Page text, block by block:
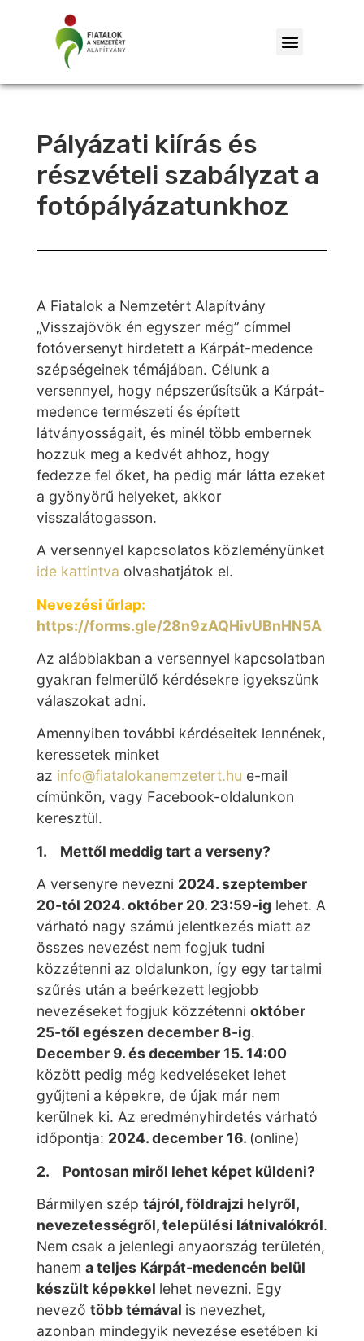
Pályázati kiírás és
részvételi szabályzat a
fotópályázatunkhoz
A Fiatalok a Nemzetért Alapítvány
„Visszajövök én egyszer még” címmel
fotóversenyt hirdetett a Kárpát-medence
szépségeinek témájában. Célunk a
versennyel, hogy népszerűsítsük a Kárpát-
medence természeti és épített
látványosságait, és minél több embernek
hozzuk meg a kedvét ahhoz, hogy
fedezze fel őket, ha pedig már látta ezeket
a gyönyörű helyeket, akkor
visszalátogasson.
A versennyel kapcsolatos közleményünket
ide kattintva olvashatjátok el.
Nevezési űrlap:
https://forms.gle/28n9zAQHivUBnHN5A
Az alábbiakban a versennyel kapcsolatban
gyakran felmerülő kérdésekre igyekszünk
válaszokat adni.
Amennyiben további kérdéseitek lennének,
keressetek minket
az info@fiatalokanemzetert.hu e-mail
címünkön, vagy Facebook-oldalunkon
keresztül.
1. Mettől meddig tart a verseny?
A versenyre nevezni 2024. szeptember
20-tól 2024. október 20. 23:59-ig lehet. A
várható nagy számú jelentkezés miatt az
összes nevezést nem fogjuk tudni
közzétenni az oldalunkon, így egy tartalmi
szűrés után a beérkezett legjobb
nevezéseket fogjuk közzétenni október
25-től egészen december 8-ig.
December 9. és december 15. 14:00
között pedig még kedveléseket lehet
gyűjteni a képekre, de újak már nem
kerülnek ki. Az eredményhirdetés várható
időpontja: 2024. december 16. (online)
2. Pontosan miről lehet képet küldeni?
Bármilyen szép tájról, földrajzi helyről,
nevezetességről, települési látnivalókról.
Nem csak a jelenlegi anyaország területén,
hanem a teljes Kárpát-medencén belül
készült képekkel lehet nevezni. Egy
nevező több témával is nevezhet,
azonban mindegyik nevezése esetében ki